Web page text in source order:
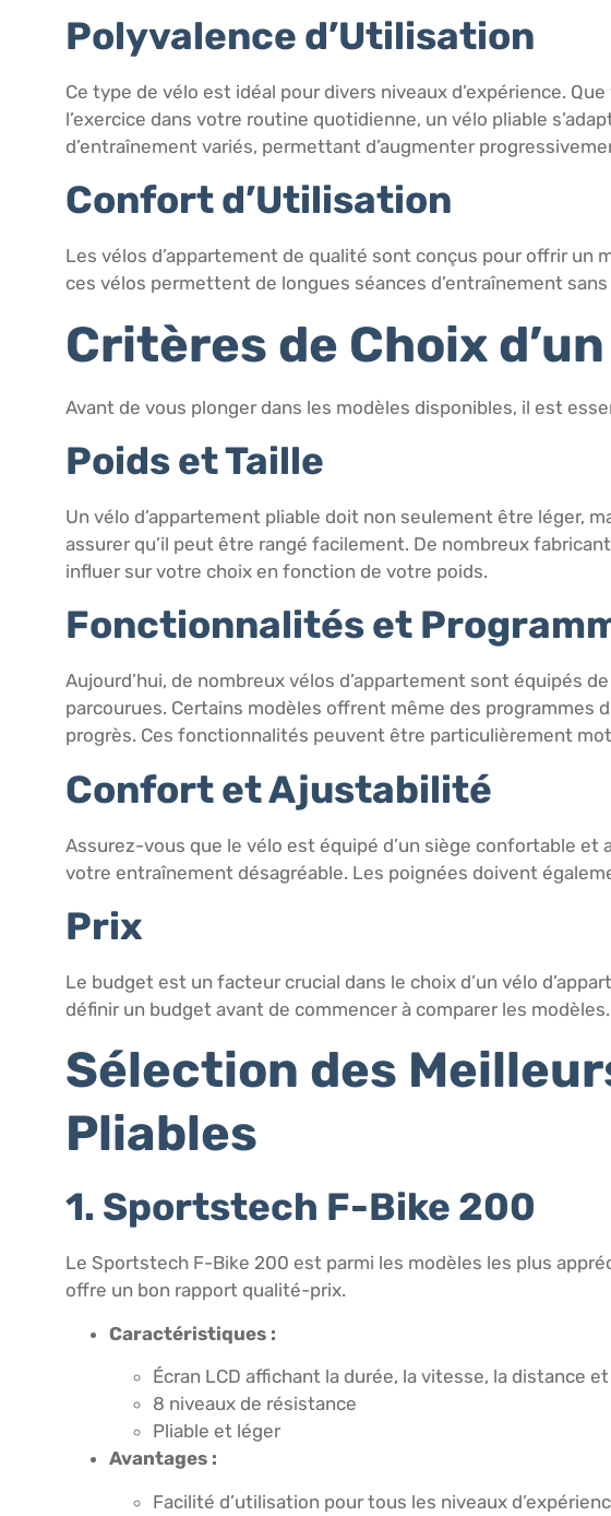
Polyvalence d’Utilisation
Ce type de vélo est idéal pour divers niveaux d’expérience.
l’exercice dans votre routine quotidienne, un vélo pliable
d’entraînement variés, permettant d’augmenter
Confort d’Utilisation
Les vélos d’appartement de qualité sont conçus pour offrir un
ces vélos permettent de longues séances d’entraînement
Critères de Choix
Avant de vous plonger dans les modèles disponibles, il est
Poids et Taille
Un vélo d’appartement pliable doit non seulement être léger,
assurer qu’il peut être rangé facilement. De nombreux
influer sur votre choix en fonction de votre poids.
Fonctionnalités et
Aujourd’hui, de nombreux vélos d’appartement sont équipés
parcourues. Certains modèles offrent même des programmes
progrès. Ces fonctionnalités peuvent être particulièrement
Confort et Ajustabilité
Assurez-vous que le vélo est équipé d’un siège confortable
votre entraînement désagréable. Les poignées doivent
Prix
Le budget est un facteur crucial dans le choix d’un vélo
définir un budget avant de commencer à comparer les modèles.
Sélection des
Pliables
1. Sportstech F-Bike 200
Le Sportstech F-Bike 200 est parmi les modèles les plus
offre un bon rapport qualité-prix.
Caractéristiques :
Écran LCD affichant la durée, la vitesse, la distance
8 niveaux de résistance
Pliable et léger
Avantages :
Facilité d’utilisation pour tous les niveaux